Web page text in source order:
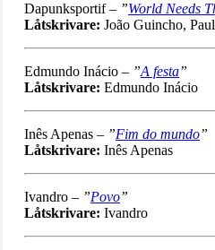
Dapunksportif – ”World Needs
Låtskrivare: João Guincho,
Edmundo Inácio – ”A festa”
Låtskrivare: Edmundo Inácio
Inês Apenas – ”Fim do mundo”
Låtskrivare: Inês Apenas
Ivandro – ”Povo”
Låtskrivare: Ivandro